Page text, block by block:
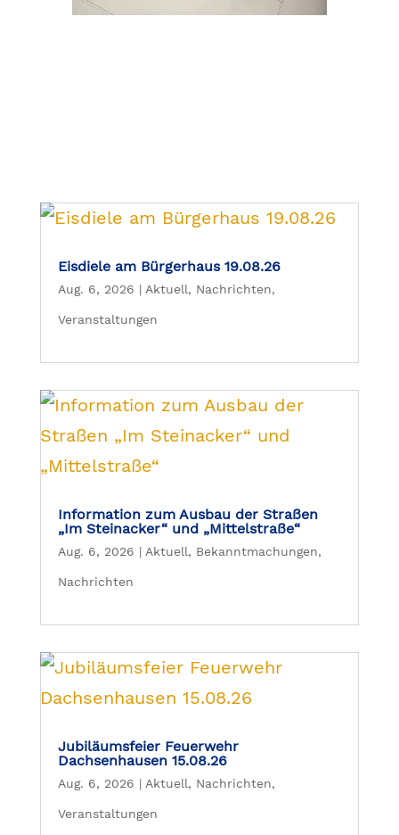
Eisdiele am Bürgerhaus 19.08.26
Aug. 6, 2026 | Aktuell, Nachrichten,
Veranstaltungen
Information zum Ausbau der Straßen
„Im Steinacker“ und „Mittelstraße“
Aug. 6, 2026 | Aktuell, Bekanntmachungen,
Nachrichten
Jubiläumsfeier Feuerwehr
Dachsenhausen 15.08.26
Aug. 6, 2026 | Aktuell, Nachrichten,
Veranstaltungen